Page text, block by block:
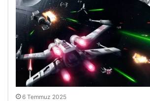
6 Temmuz 2025